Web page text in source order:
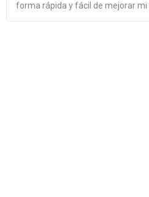
forma rápida y fácil de mejorar